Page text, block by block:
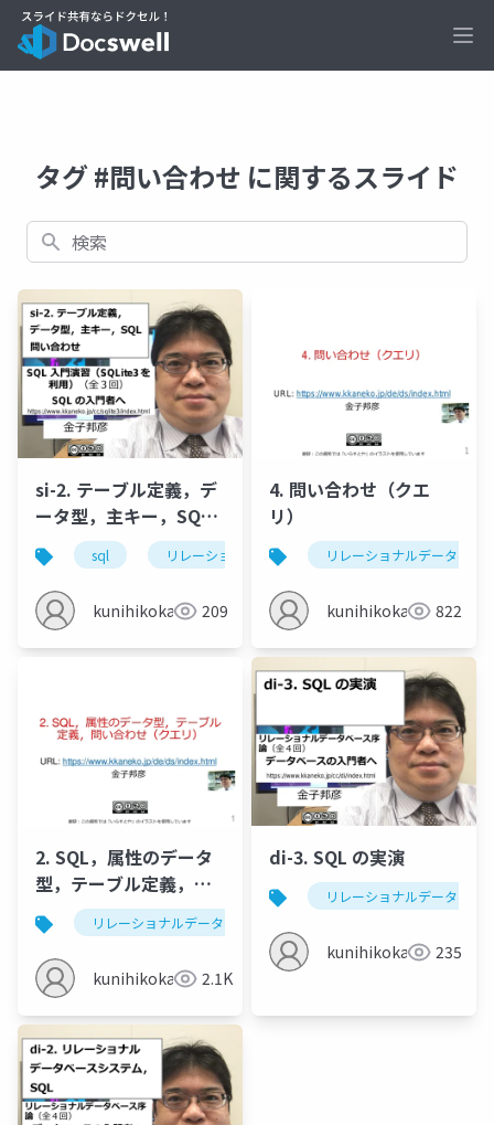
タグ #問い合わせ に関するスライド
検索
si-2. テーブル定義，デ
ータ型，主キー，SQL
問い合わせ
sql リレーショナルデータベース sqlite3
kunihikokaneko209
4. 問い合わせ（クエ
リ）
リレーショナルデータベー
kunihikokaneko822
2. SQL，属性のデータ
型，テーブル定義，問
い合わせ（クエリ）
リレーショナルデータベース
kunihikokaneko2.1K
di-3. SQL の実演
リレーショナルデータベー
kunihikokaneko235